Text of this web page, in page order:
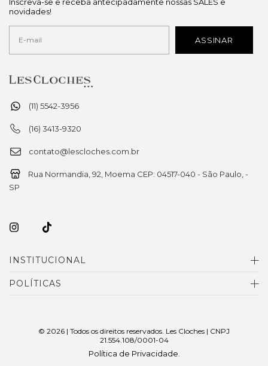
(11) 5542-3956
(16) 3413-9320
contato@lescloches.com.br
Rua Normandia, 92, Moema CEP: 04517-040 - São Paulo, -
SP
INSTITUCIONAL
POLÍTICAS
Inscreva-se e receba antecipadamente nossas SALES e
novidades!
© 2026 | Todos os direitos reservados. Les Cloches | CNPJ
21.554.108/0001-04
Política de Privacidade